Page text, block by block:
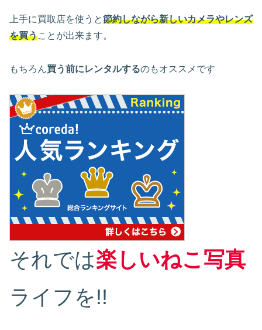
上手に買取店を使うと節約しながら新しいカメラやレンズ
を買うことが出来ます。
もちろん買う前にレンタルするのもオススメです
それでは楽しいねこ写真
ライフを!!